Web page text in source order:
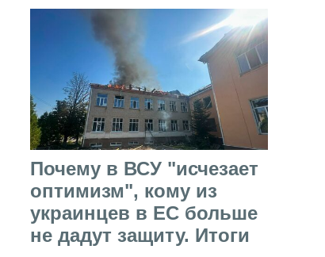
Почему в ВСУ "исчезает
оптимизм", кому из
украинцев в ЕС больше
не дадут защиту. Итоги